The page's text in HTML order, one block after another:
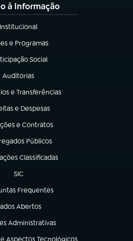
à Informação
Institucional
(abre em nova aba)
e Programas
em nova aba)
Social
em nova aba)
Auditorias
(abre em nova aba)
e Transferências
nova aba)
e Despesas
em nova aba)
e Contratos
em nova aba)
Públicos
em nova aba)
Classificadas
nova aba)
SIC
(abre em nova aba)
Frequentes
em nova aba)
Abertos
em nova aba)
Administrativas
nova aba)